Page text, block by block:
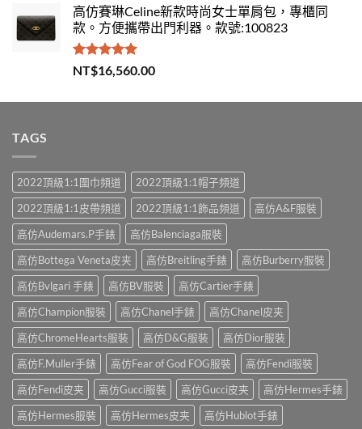
高仿賽琳Celine新款時尚女士單肩包，專櫃同
款。方便攜帶出門利器。款號:100823
評分5.00
滿分 5
NT$16,560.00
TAGS
2022頂級1:1圍巾頻道
2022頂級1:1帽子頻道
2022頂級1:1皮帶頻道
2022頂級1:1飾品頻道
高仿A&F服裝
高仿Audemars.P手錶
高仿Balenciaga服裝
高仿Bottega Veneta皮夹
高仿Breitling手錶
高仿Burberry服裝
高仿Bvlgari 手錶
高仿BV服裝
高仿Cartier手錶
高仿Champion服裝
高仿Chanel手錶
高仿Chanel皮夹
高仿ChromeHearts服裝
高仿D&G服裝
高仿Dior服裝
高仿F.Muller手錶
高仿Fear of God FOG服裝
高仿Fendi服裝
高仿Fendi皮夹
高仿Gucci服裝 高仿Gucci皮夹
高仿Hermes手錶
高仿Hermes服裝
高仿Hermes皮夹 高仿Hublot手錶